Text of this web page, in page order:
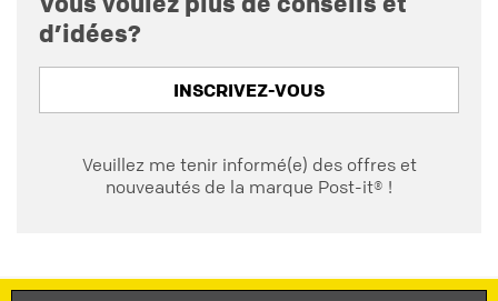
d’idées?
INSCRIVEZ-VOUS
Veuillez me tenir informé(e) des offres et
nouveautés de la marque Post-it® !